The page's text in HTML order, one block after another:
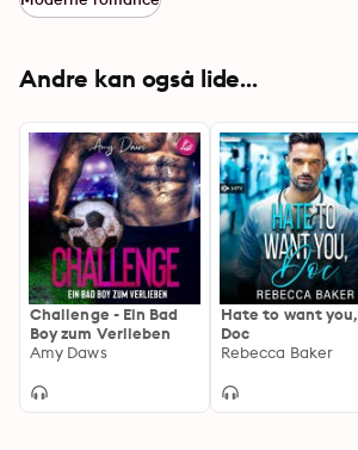
sich auf sie eingelassen zu haben?
Andre kan også lide...
Challenge - Ein Bad
Boy zum Verlieben
Amy Daws
Hate to want you,
Doc
Rebecca Baker